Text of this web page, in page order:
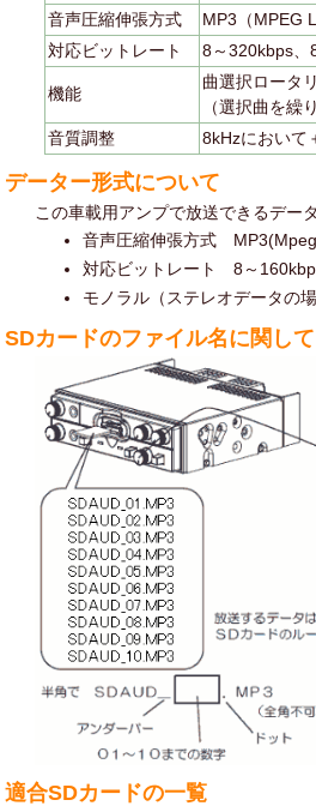
音声圧縮伸張方式
MP3（MPEG
対応ビットレート
8～320kbps、
機能
曲選択ロータ
（選択曲を繰
音質調整
8kHzにおいて
データー形式について
この車載用アンプで放送できるデー
音声圧縮伸張方式
対応ビットレート 8～
モノラル（ステレオデータの
SDカードのファイル名に関して
適合SDカードの一覧